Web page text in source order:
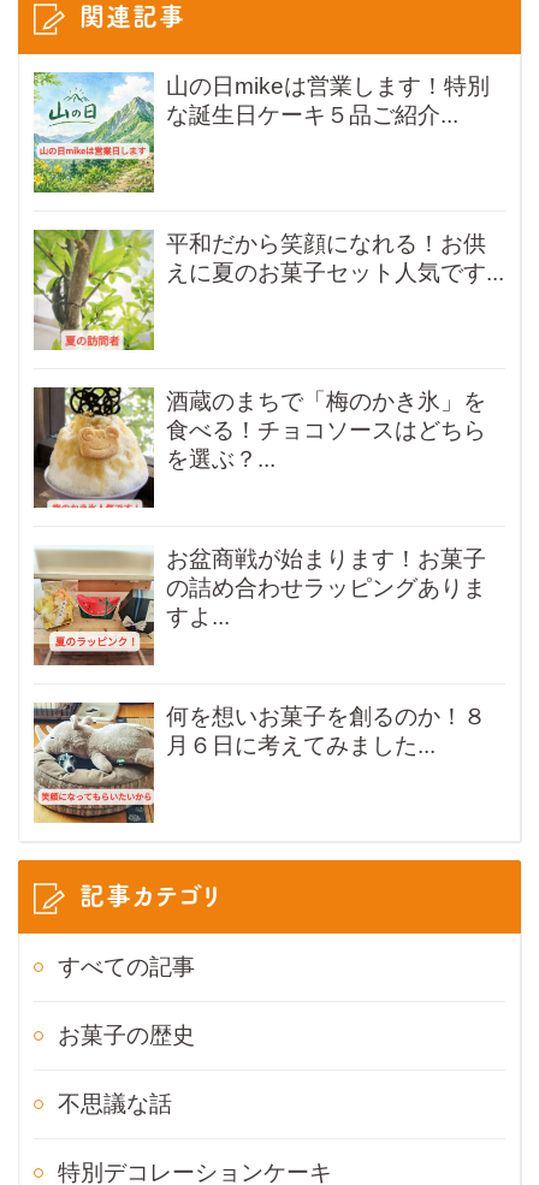
関連記事
山の日mikeは営業します！特別
な誕生日ケーキ５品ご紹介...
平和だから笑顔になれる！お供
えに夏のお菓子セット人気です...
酒蔵のまちで「梅のかき氷」を
食べる！チョコソースはどちら
を選ぶ？...
お盆商戦が始まります！お菓子
の詰め合わせラッピングありま
すよ...
何を想いお菓子を創るのか！８
月６日に考えてみました...
記事カテゴリ
すべての記事
お菓子の歴史
不思議な話
特別デコレーションケーキ